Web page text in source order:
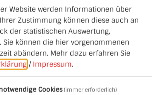
Website werden Informationen über
Zustimmung können diese auch an
der statistischen Auswertung,
können die hier vorgenommenen
abändern. Mehr dazu erfahren Sie
/ Impressum.
Cookies(immer erforderlich)